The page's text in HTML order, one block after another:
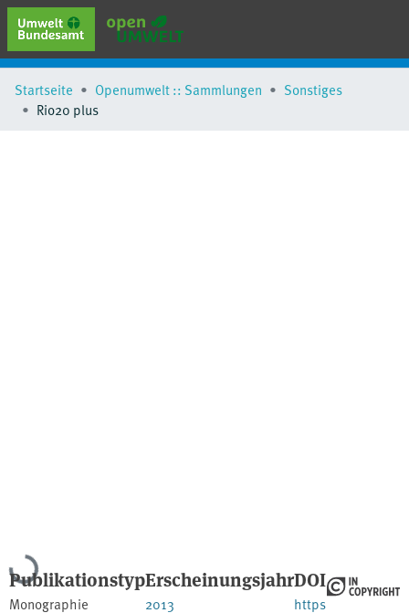
erweiterte Suche
Browse
Startseite Openumwelt :: Sammlungen
Sonstiges
Rio20 plus
Lade...
Publikationstyp
Monographie
Erscheinungsjahr
2013
DOI
https